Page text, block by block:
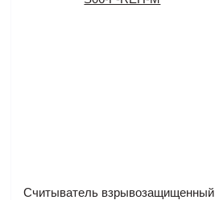
Считыватель взрывозащищенный